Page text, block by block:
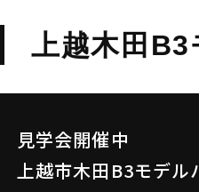
上越木田B3
見学会開催中
上越市木田B3モデル